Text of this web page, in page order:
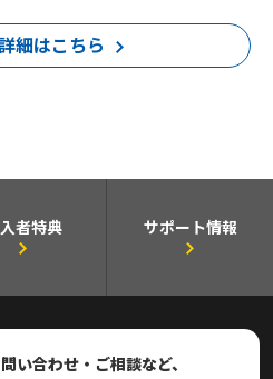
細はこちら
者特典 サポート情報
い合わせ・ご相談など、